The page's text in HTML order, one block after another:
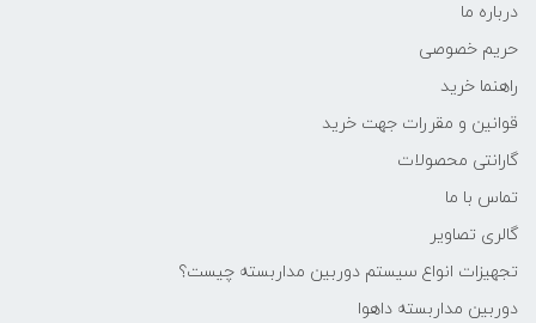
درباره ما
حریم خصوصی
راهنما خرید
قوانین و مقررات جهت خرید
گارانتی محصولات
تماس با ما
گالری تصاویر
تجهیزات انواع سیستم دوربین مداربسته چيست؟
دوربین مداربسته داهوا